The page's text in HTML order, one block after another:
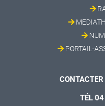
PORTAIL-
TÉL